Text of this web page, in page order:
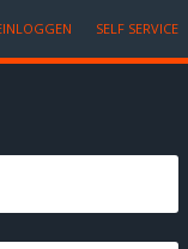
SELF SERVICE